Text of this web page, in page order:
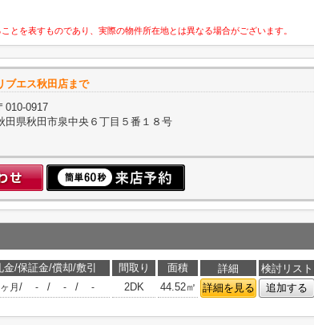
を表すものであり、実際の物件所在地とは異なる場合がございます。
ブエス秋田店まで
010-0917
田県秋田市泉中央６丁目５番１８号
金/保証金/償却/敷引 間取り 面積 詳細
検討リスト
月 / - / - / - 2DK 44.52㎡ 詳細を見る 追加する